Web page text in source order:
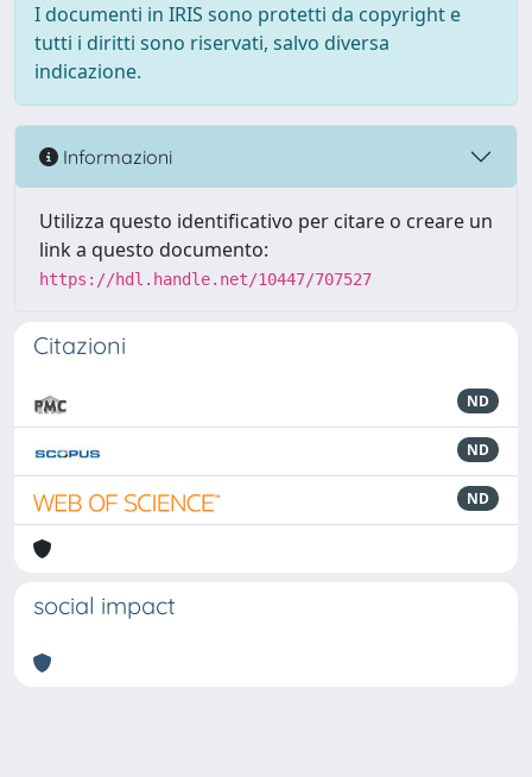
I documenti in IRIS sono protetti da copyright e
tutti i diritti sono riservati, salvo diversa
indicazione.
Informazioni
Utilizza questo identificativo per citare o creare un
link a questo documento:
https://hdl.handle.net/10447/707527
Citazioni
ND
ND
ND
social impact